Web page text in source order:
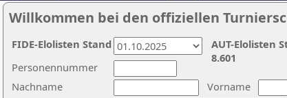
Willkommen bei den offiziellen
Nachname
Vorname
Personennummer
AUT-Elolisten
8.601
FIDE-Elolisten Stand